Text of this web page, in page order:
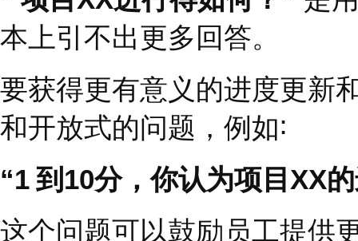
提出那些用“是 ”或“否”就
“ 你认为我们可以
这种封闭式问题适合“ 命